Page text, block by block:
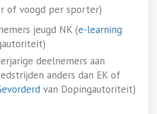
of voogd per sporter)
jeugd NK (e-learning
deelnemers aan
anders dan EK of
van Dopingautoriteit)